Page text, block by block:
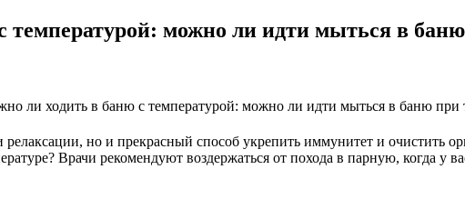
можно ли идти мыться в
но и прекрасный способ укрепить иммунитет и очистить
Врачи рекомендуют воздержаться от похода в парную, когда у